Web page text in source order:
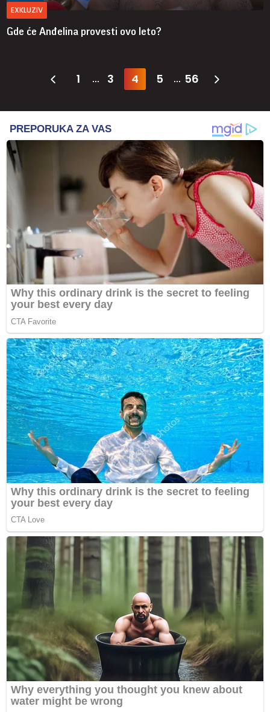
EXKLUZIV
Gde će Anđelina provesti ovo leto?
1 ... 3 4 5 ... 56